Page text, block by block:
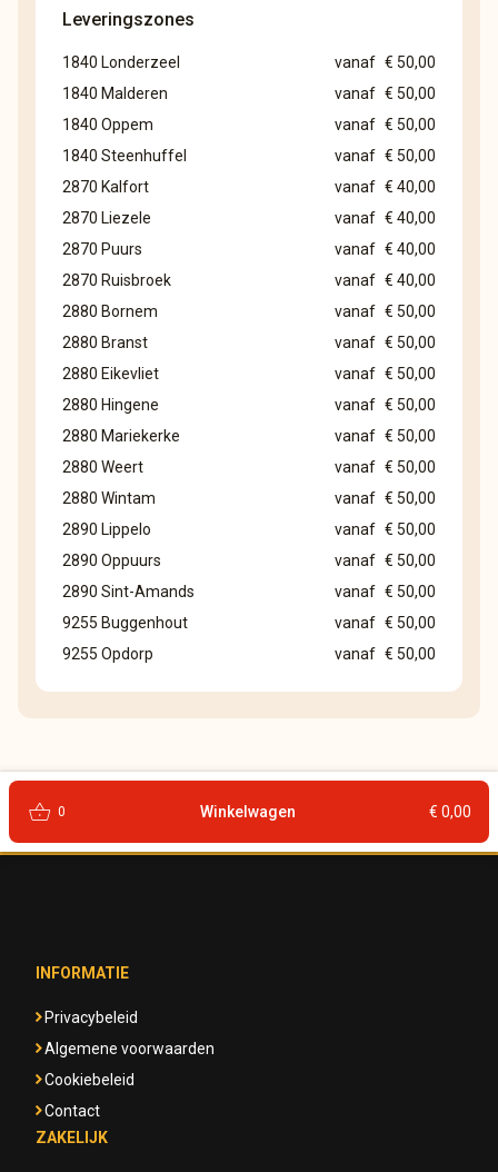
Leveringszones
1840 Londerzeel vanaf € 50,00
1840 Malderen
vanaf € 50,00
1840 Oppem
vanaf € 50,00
1840 Steenhuffel
vanaf € 50,00
2870 Kalfort
vanaf € 40,00
2870 Liezele
vanaf € 40,00
2870 Puurs
vanaf € 40,00
2870 Ruisbroek
vanaf € 40,00
2880 Bornem
vanaf € 50,00
2880 Branst
vanaf € 50,00
2880 Eikevliet
vanaf € 50,00
2880 Hingene
vanaf € 50,00
2880 Mariekerke
vanaf € 50,00
2880 Weert
vanaf € 50,00
2880 Wintam
vanaf € 50,00
2890 Lippelo
vanaf € 50,00
2890 Oppuurs
vanaf € 50,00
2890 Sint-Amands
vanaf € 50,00
9255 Buggenhout
vanaf € 50,00
9255 Opdorp
vanaf € 50,00
shopping_basket 0 Winkelwagen € 0,00
INFORMATIE
Privacybeleid
Algemene voorwaarden
Cookiebeleid
Contact
ZAKELIJK